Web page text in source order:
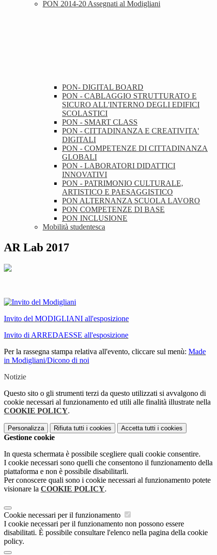
PON 2014-20 Assegnati al Modigliani
PON- DIGITAL BOARD
PON - CABLAGGIO STRUTTURATO E
SICURO ALL'INTERNO DEGLI EDIFICI
SCOLASTICI
PON - SMART CLASS
PON - CITTADINANZA E CREATIVITA'
DIGITALI
PON - COMPETENZE DI CITTADINANZA
GLOBALI
PON - LABORATORI DIDATTICI
INNOVATIVI
PON - PATRIMONIO CULTURALE,
ARTISTICO E PAESAGGISTICO
PON ALTERNANZA SCUOLA LAVORO
PON COMPETENZE DI BASE
PON INCLUSIONE
Mobilità studentesca
AR Lab 2017
Invito del MODIGLIANI all'esposizione
Invito di ARREDAESSE all'esposizione
Per la rassegna stampa relativa all'evento, cliccare sul menù: Made
in Modigliani/Dicono di noi
Notizie
Questo sito o gli strumenti terzi da questo utilizzati si avvalgono di
cookie necessari al funzionamento ed utili alle finalità illustrate nella
COOKIE POLICY.
Personalizza Rifiuta tutti i cookies Accetta tutti i cookies
Gestione cookie
In questa schermata è possibile scegliere quali cookie consentire.
I cookie necessari sono quelli che consentono il funzionamento della
piattaforma e non è possibile disabilitarli.
Per conoscere quali sono i cookie necessari al funzionamento potete
visionare la COOKIE POLICY.
Cookie necessari per il funzionamento
I cookie necessari per il funzionamento non possono essere
disabilitati. È possibile consultare l'elenco nella pagina della cookie
policy.